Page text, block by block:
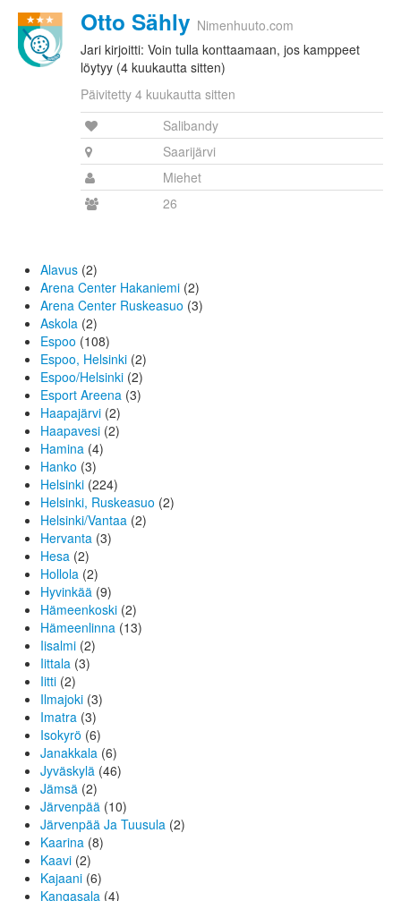
Otto Sähly Nimenhuuto.com
Jari kirjoitti: Voin tulla konttaamaan, jos kamppeet
löytyy (4 kuukautta sitten)
Päivitetty 4 kuukautta sitten
Salibandy
Saarijärvi
Miehet
26
Alavus (2)
Arena Center Hakaniemi (2)
Arena Center Ruskeasuo (3)
Askola (2)
Espoo (108)
Espoo, Helsinki (2)
Espoo/Helsinki (2)
Esport Areena (3)
Haapajärvi (2)
Haapavesi (2)
Hamina (4)
Hanko (3)
Helsinki (224)
Helsinki, Ruskeasuo (2)
Helsinki/Vantaa (2)
Hervanta (3)
Hesa (2)
Hollola (2)
Hyvinkää (9)
Hämeenkoski (2)
Hämeenlinna (13)
Iisalmi (2)
Iittala (3)
Iitti (2)
Ilmajoki (3)
Imatra (3)
Isokyrö (6)
Janakkala (6)
Jyväskylä (46)
Jämsä (2)
Järvenpää (10)
Järvenpää Ja Tuusula (2)
Kaarina (8)
Kaavi (2)
Kajaani (6)
Kangasala (4)